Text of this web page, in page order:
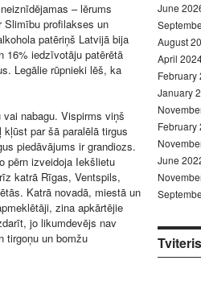
– lērums
Slimību profilakses un
patēriņš Latvijā bija
16% iedzīvotāju patērētā
Legālie rūpnieki lēš, ka
vai nabagu. Vispirms viņš
par šā paralēlā tirgus
piedāvājums ir grandiozs.
pērn izveidoja Iekšlietu
katrā Rīgas, Ventspils,
Katrā novadā, miestā un
zina apkārtējie
jo likumdevējs nav
tirgoņu un bomžu
June
August
April
February
January
February
June
Tviteris